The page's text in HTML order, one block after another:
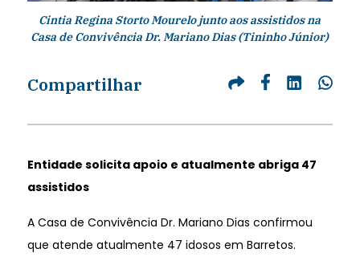
Cintia Regina Storto Mourelo junto aos assistidos na
Casa de Convivência Dr. Mariano Dias (Tininho Júnior)
Compartilhar
Entidade solicita apoio e atualmente abriga 47
assistidos
A Casa de Convivência Dr. Mariano Dias confirmou
que atende atualmente 47 idosos em Barretos.